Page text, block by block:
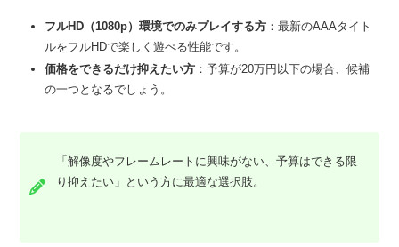
フルHD（1080p）環境でのみプレイする方 ：最新のAAAタイト
ルをフルHDで楽しく遊べる性能です。
価格をできるだけ抑えたい方 ：予算が20万円以下の場合、候補
の一つとなるでしょう。
「解像度やフレームレートに興味がない、予算はできる限
り抑えたい」という方に最適な選択肢。